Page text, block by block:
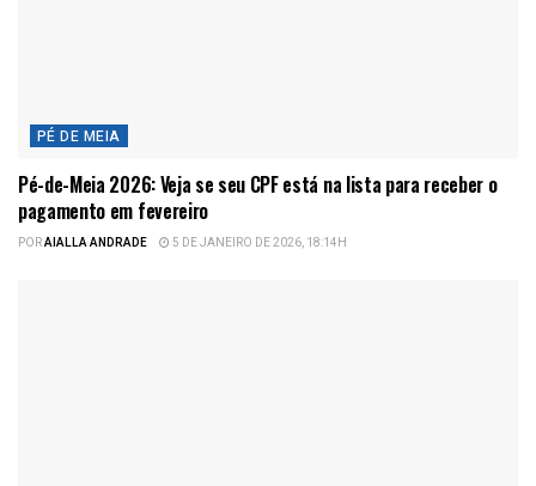
PÉ DE MEIA
Pé-de-Meia 2026: Veja se seu CPF está na lista para receber o
pagamento em fevereiro
PORAIALLA ANDRADE 5 DE JANEIRO DE 2026, 18:14H